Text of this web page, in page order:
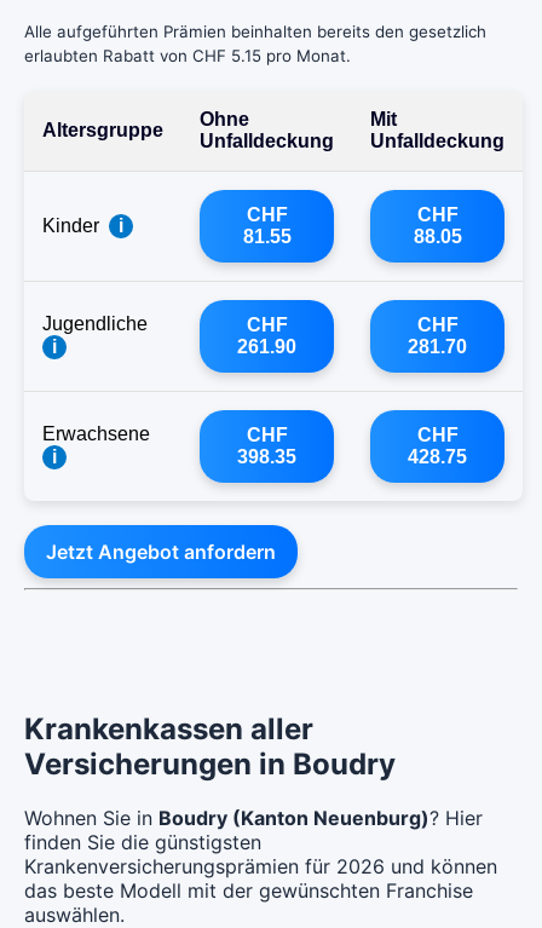
Alle aufgeführten Prämien beinhalten bereits den gesetzlich
erlaubten Rabatt von CHF 5.15 pro Monat.
Altersgruppe
Ohne
Unfalldeckung
Mit
Unfalldeckung
Kinder i
CHF
81.55
CHF
88.05
Jugendliche
i
CHF
261.90
CHF
281.70
Erwachsene
i
CHF
398.35
CHF
428.75
Jetzt Angebot anfordern
Krankenkassen aller
Versicherungen in Boudry
Wohnen Sie in Boudry (Kanton Neuenburg)? Hier
finden Sie die günstigsten
Krankenversicherungsprämien für 2026 und können
das beste Modell mit der gewünschten Franchise
auswählen.